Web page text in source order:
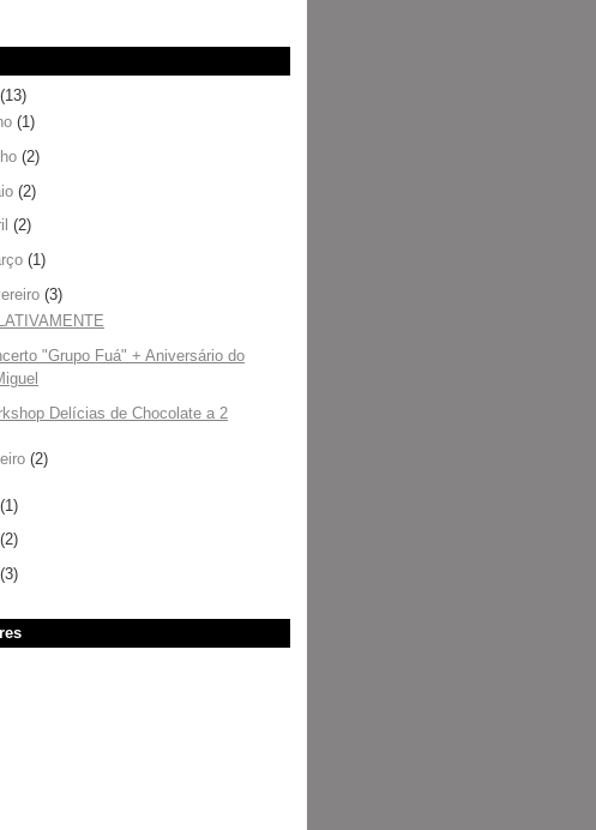
(13)
(1)
(2)
(2)
(2)
(1)
(3)
"Grupo Fuá" + Aniversário do
Delícias de Chocolate a 2
(2)
(1)
(2)
(3)